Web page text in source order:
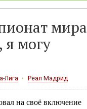
мира
могу
Лига Реал Мадрид
на своё включение